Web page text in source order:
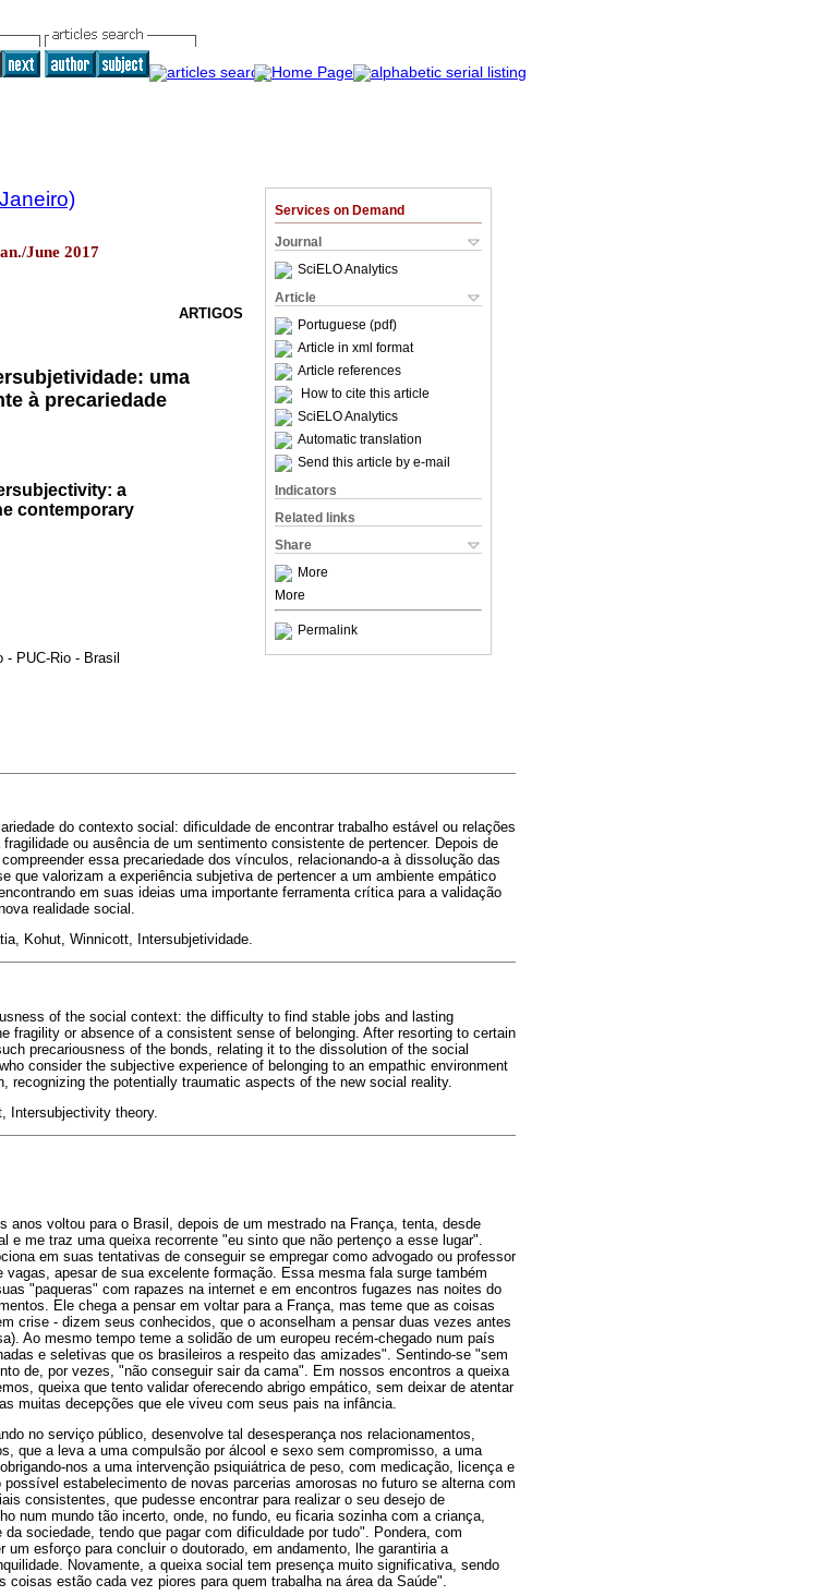
Services on Demand
Journal
SciELO Analytics
Article
Portuguese (pdf)
Article in xml format
Article references
How to cite this article
SciELO Analytics
Automatic translation
Send this article by e-mail
Indicators
Related links
Share
More
More
Permalink
June 2017
ARTIGOS
uma
à precariedade
a
contemporary
PUC-Rio - Brasil
do contexto social: dificuldade de encontrar trabalho estável ou relações
ou ausência de um sentimento consistente de pertencer. Depois de
essa precariedade dos vínculos, relacionando-a à dissolução das
que valorizam a experiência subjetiva de pertencer a um ambiente empático
em suas ideias uma importante ferramenta crítica para a validação
realidade social.
Kohut, Winnicott, Intersubjetividade.
of the social context: the difficulty to find stable jobs and lasting
fragility or absence of a consistent sense of belonging. After resorting to certain
precariousness of the bonds, relating it to the dissolution of the social
consider the subjective experience of belonging to an empathic environment
recognizing the potentially traumatic aspects of the new social reality.
Intersubjectivity theory.
anos voltou para o Brasil, depois de um mestrado na França, tenta, desde
e me traz uma queixa recorrente "eu sinto que não pertenço a esse lugar".
em suas tentativas de conseguir se empregar como advogado ou professor
apesar de sua excelente formação. Essa mesma fala surge também
"paqueras" com rapazes na internet e em encontros fugazes nas noites do
Ele chega a pensar em voltar para a França, mas teme que as coisas
crise - dizem seus conhecidos, que o aconselham a pensar duas vezes antes
Ao mesmo tempo teme a solidão de um europeu recém-chegado num país
e seletivas que os brasileiros a respeito das amizades". Sentindo-se "sem
de, por vezes, "não conseguir sair da cama". Em nossos encontros a queixa
queixa que tento validar oferecendo abrigo empático, sem deixar de atentar
muitas decepções que ele viveu com seus pais na infância.
no serviço público, desenvolve tal desesperança nos relacionamentos,
que a leva a uma compulsão por álcool e sexo sem compromisso, a uma
nos a uma intervenção psiquiátrica de peso, com medicação, licença e
estabelecimento de novas parcerias amorosas no futuro se alterna com
consistentes, que pudesse encontrar para realizar o seu desejo de
num mundo tão incerto, onde, no fundo, eu ficaria sozinha com a criança,
sociedade, tendo que pagar com dificuldade por tudo". Pondera, com
esforço para concluir o doutorado, em andamento, lhe garantiria a
Novamente, a queixa social tem presença muito significativa, sendo
estão cada vez piores para quem trabalha na área da Saúde".